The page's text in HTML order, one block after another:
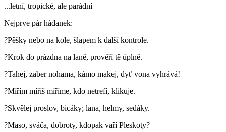
...letní, tropické, ale parádní
Nejprve pár hádanek:
?Pěšky nebo na kole, šlapem k další kontrole.
?Krok do prázdna na laně, prověří tě úplně.
?Tahej, zaber nohama, kámo makej, dyť vona vyhrává!
?Mířím míříš míříme, kdo netrefí, klikuje.
?Skvělej proslov, bicáky; lana, helmy, sedáky.
?Maso, sváča, dobroty, kdopak vaří Pleskoty?